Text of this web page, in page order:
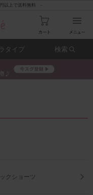
以上で送料無料 -
タイプ 検索
クショーツ